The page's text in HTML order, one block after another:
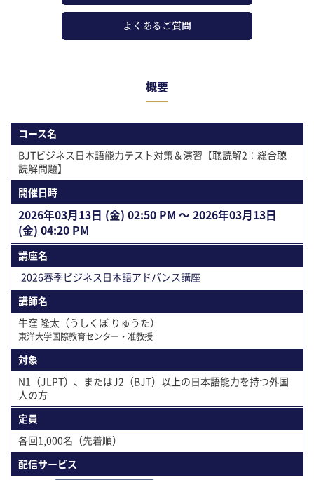
よくあるご質問
概要
コース名
BJTビジネス日本語能力テスト対策＆演習【聴読解2：総合聴
読解問題】
開催⽇時
2026年03⽉13⽇ (金) 02:50 PM 〜 2026年03⽉13⽇
(金) 04:20 PM
講座名
2026春季ビジネス日本語アドバンス講座
講師名
牛窪 隆太（うしくぼ りゅうた）
東洋大学国際教育センター・准教授
対象
N1（JLPT）、またはJ2（BJT）以上の日本語能力を持つ外国
人の方
定員
各回1,000名（先着順）
配信サービス